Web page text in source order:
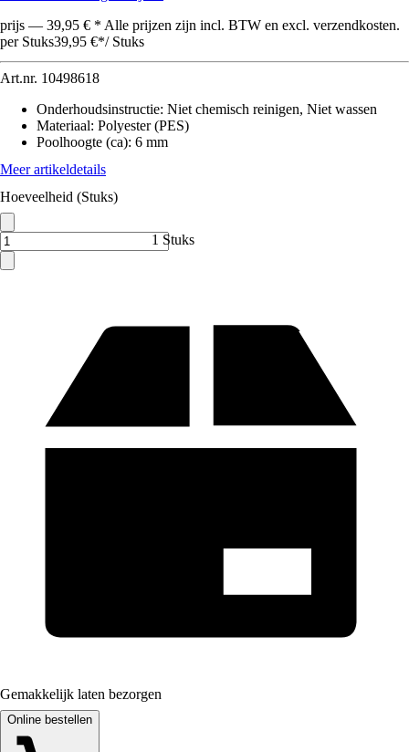
prijs — 39,95 € * Alle prijzen zijn incl. BTW en excl. verzendkosten.
per Stuks39,95 €*/ Stuks
Art.nr. 10498618
Onderhoudsinstructie: Niet chemisch reinigen, Niet wassen
Materiaal: Polyester (PES)
Poolhoogte (ca): 6 mm
Meer artikeldetails
Hoeveelheid (Stuks)
1 Stuks
Gemakkelijk laten bezorgen
Online bestellen